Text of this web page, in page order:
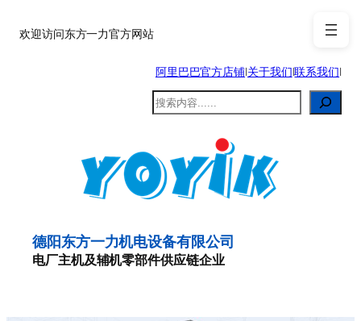
至欢迎访问东方一力官方网站
阿里巴巴官方店铺|关于我们|联系我们|
搜
索
德阳东方一力机电设备有限公司
电厂主机及辅机零部件供应链企业